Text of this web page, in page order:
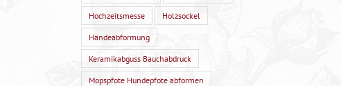
Hochzeitsmesse Holzsockel
Händeabformung
Keramikabguss Bauchabdruck
Mopspfote Hundepfote abformen